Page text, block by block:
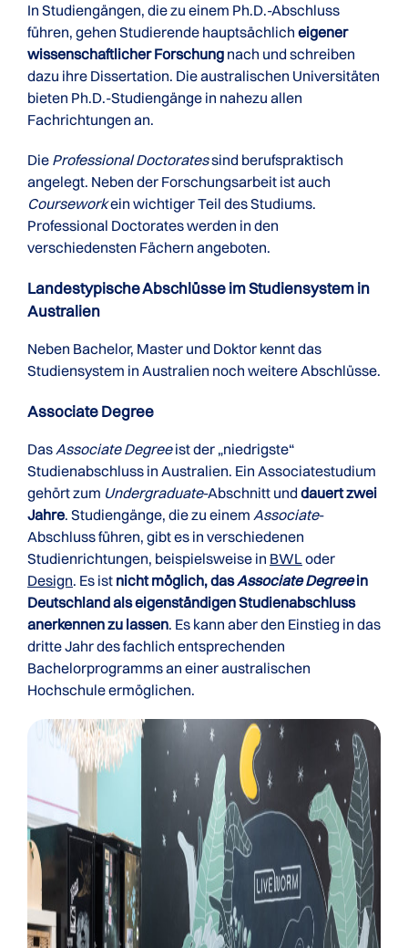
In Studiengängen, die zu einem Ph.D.-Abschluss
führen, gehen Studierende hauptsächlich eigener
wissenschaftlicher Forschung nach und schreiben
dazu ihre Dissertation. Die australischen Universitäten
bieten Ph.D.-Studiengänge in nahezu allen
Fachrichtungen an.
Die Professional Doctoratessind berufspraktisch
angelegt. Neben der Forschungsarbeit ist auch
Courseworkein wichtiger Teil des Studiums.
Professional Doctorates werden in den
verschiedensten Fächern angeboten.
Landestypische Abschlüsse im Studiensystem in
Australien
Neben Bachelor, Master und Doktor kennt das
Studiensystem in Australien noch weitere Abschlüsse.
Associate Degree
DasAssociate Degreeist der „niedrigste“
Studienabschluss in Australien. Ein Associatestudium
gehört zum Undergraduate-Abschnitt und dauert zwei
Jahre. Studiengänge, die zu einem Associate-
Abschluss führen, gibt es in verschiedenen
Studienrichtungen, beispielsweise in BWLoder
Design. Es ist nicht möglich, dasAssociate Degreein
Deutschland als eigenständigen Studienabschluss
anerkennen zu lassen. Es kann aber den Einstieg in das
dritte Jahr des fachlich entsprechenden
Bachelorprogramms an einer australischen
Hochschule ermöglichen.